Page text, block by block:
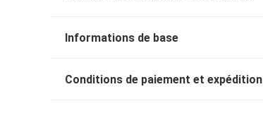
Informations de base
Conditions de paiement et expédition